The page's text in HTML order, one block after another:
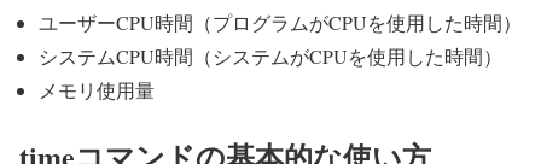
ユーザーCPU時間（プログラムがCPUを使用した時間）
システムCPU時間（システムがCPUを使用した時間）
メモリ使用量